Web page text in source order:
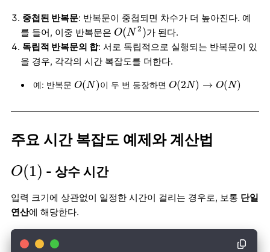
중첩된 반복문: 반복문이 중첩되면 차수가 더 높아진다. 예
를 들어, 이중 반복문은 O(N 2)
O(N2)가 된다.
독립적 반복문의 합: 서로 독립적으로 실행되는 반복문이 있
을 경우, 각각의 시간 복잡도를 더한다.
예: 반복문O(N)
O(N) 이 두 번 등장하면 O(2N) → O(N)
O(2N)→ O (N)
주요 시간 복잡도 예제와 계산법
O(1)
O(1) - 상수 시간
입력 크기에 상관없이 일정한 시간이 걸리는 경우로, 보통 단일
연산에 해당한다.